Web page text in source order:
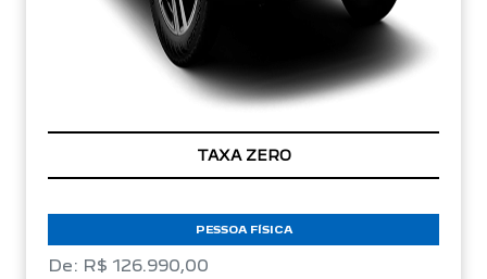
TAXA ZERO
PESSOA FÍSICA
De: R$ 126.990,00